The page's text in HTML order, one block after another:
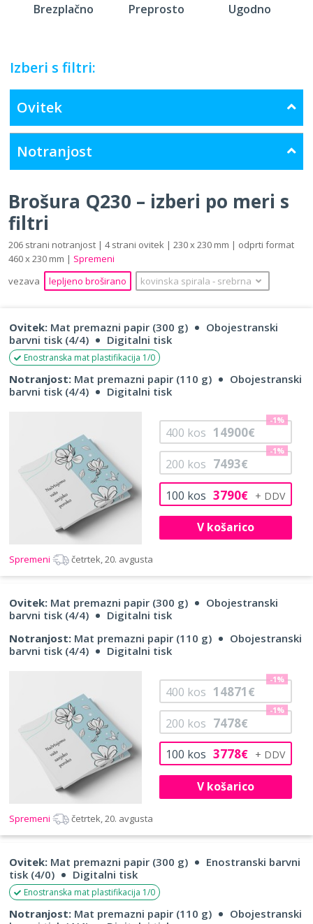
Brezplačno Preprosto Ugodno
Izberi s filtri:
Ovitek
Notranjost
Brošura Q230 – izberi po meri s
filtri
206 strani notranjost | 4 strani ovitek | 230 x 230 mm | odprti format
460 x 230 mm | Spremeni
vezava
lepljeno broširano kovinska spirala ‐ srebrna
Ovitek: Mat premazni papir (300 g)
Obojestranski
barvni tisk (4/4)
Digitalni tisk
Enostranska mat plastifikacija 1/0
Notranjost: Mat premazni papir (110 g)
Obojestranski
barvni tisk (4/4)
Digitalni tisk
100 kos 3790€
200 kos 7493€
-1%
400 kos 14900€
-1%
V košarico
Spremeni četrtek, 20. avgusta
Ovitek: Mat premazni papir (300 g)
Obojestranski
barvni tisk (4/4)
Digitalni tisk
Notranjost: Mat premazni papir (110 g)
Obojestranski
barvni tisk (4/4)
Digitalni tisk
100 kos 3778€
200 kos 7478€
-1%
400 kos 14871€
-1%
V košarico
Spremeni četrtek, 20. avgusta
Ovitek: Mat premazni papir (300 g)
Enostranski barvni
tisk (4/0)
Digitalni tisk
Enostranska mat plastifikacija 1/0
Notranjost: Mat premazni papir (110 g)
Obojestranski